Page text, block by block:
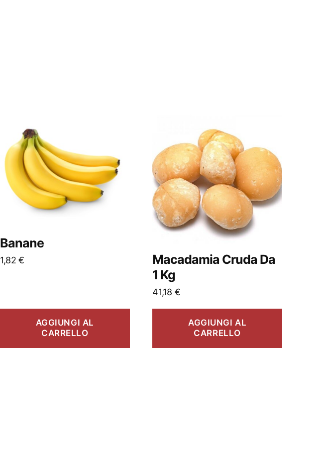
Banane
1,82€
AGGIUNGI AL
CARRELLO
Macadamia Cruda Da
1 Kg
41,18 €
AGGIUNGI AL
CARRELLO